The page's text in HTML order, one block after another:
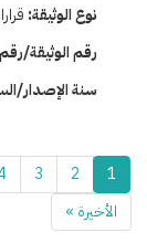
نوع الوثيقة:
رقم الوثيقة/
سنة الإصدار/
1
2
3
الأخيرة »